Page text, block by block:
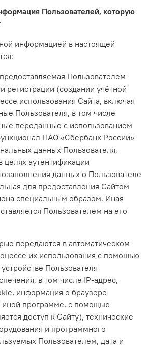
Пользователей, которую
информацией в настоящей
Пользователем
регистрации (создании учётной
использования Сайта, включая
Пользователя, в том числе
переданные с использованием
ПАО «Сбербанк России»
данных Пользователя,
целях аутентификации
данных о Пользователе
для предоставления Сайтом
специальным образом. Иная
Пользователем на его
передаются в автоматическом
их использования с помощью
Пользователя
в том числе IP-адрес,
информация о браузере
иной программе, с помощью
доступ к Сайту), технические
и программного
Пользователем, дата и